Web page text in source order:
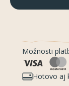
Možnosti
Hotovo aj